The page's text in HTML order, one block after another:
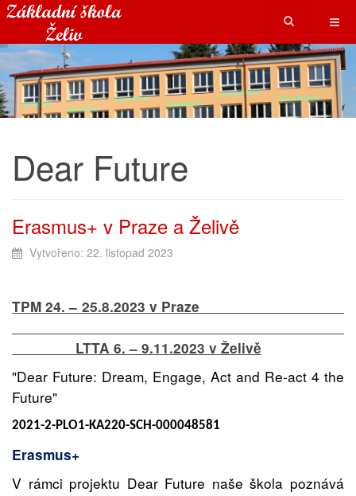
Dear Future
Erasmus+ v Praze a Želivě
Vytvořeno: 22. listopad 2023
TPM 24. – 25.8.2023 v Praze
LTTA 6. – 9.11.2023 v Želivě
"Dear Future: Dream, Engage, Act and Re-act 4 the
Future"
2021-2-PLO1-KA220-SCH-000048581
Erasmus+
V rámci projektu Dear Future naše škola poznává